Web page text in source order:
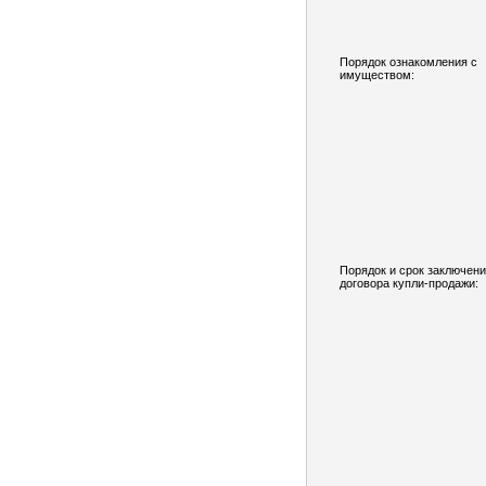
Порядок ознакомления с
имуществом:
Порядок и срок
договора купли-продажи: